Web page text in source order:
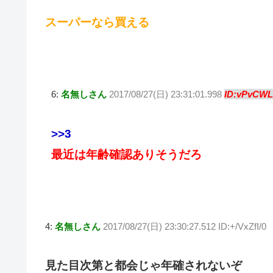
スーパーなら買える
6: 名無しさん 2017/08/27(日) 23:31:01.998
>>3
最近は年齢確認ありそうだろ
4: 名無しさん 2017/08/27(日) 23:30:27.512 ID:+/VxZfI/0
見た目次第と都会じゃ年確されないぞ